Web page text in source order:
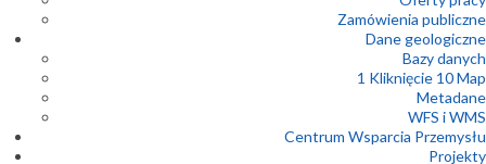
Zamówienia publiczne
Dane geologiczne
Bazy danych
1 Kliknięcie 10 Map
Metadane
WFS i WMS
Centrum Wsparcia Przemysłu
Projekty